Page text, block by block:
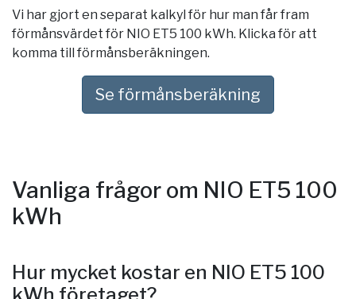
Vi har gjort en separat kalkyl för hur man får fram
förmånsvärdet för NIO ET5 100 kWh. Klicka för att
komma till förmånsberäkningen.
Se förmånsberäkning
Vanliga frågor om NIO ET5 100
kWh
Hur mycket kostar en NIO ET5 100